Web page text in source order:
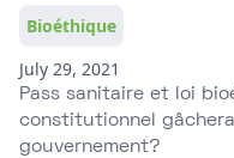
Bioéthique
July 29, 2021
Pass sanitaire et loi
constitutionnel
gouvernement?